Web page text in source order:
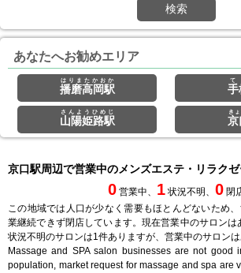
検索
あなたへお勧めエリア
播磨高岡駅
はりまたかおか
手
て
山陽姫路駅
さんようひめじ
京
き
京口駅周辺で営業中のメンズエステ・リラク
0 営業中、 1 状況不明、 0 閉
この地域では人口が少なく需要もほとんどないため
業継続できず閉店しています。現在営業中のサロン
状況不明のサロンは1件ありますが、営業中のサロンは
Massage and SPA salon businesses are not good
population, market request for massage and spa are